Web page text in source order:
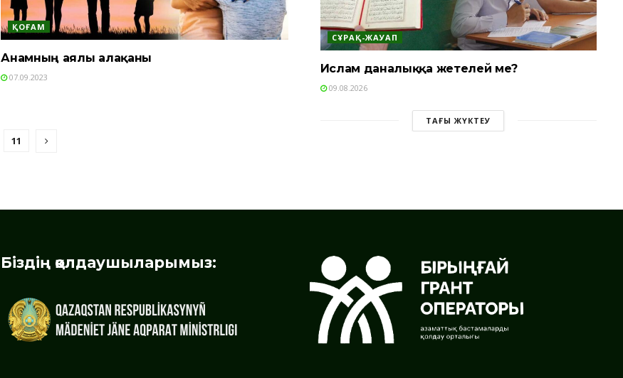
ҚОҒАМ
Анамның аялы алақаны
07.09.2023
11
СҰРАҚ-ЖАУАП
Ислам даналыққа жетелей ме?
09.08.2026
ТАҒЫ ЖҮКТЕУ
Біздің қолдаушыларымыз: